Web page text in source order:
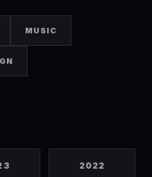
MUSIC
2022